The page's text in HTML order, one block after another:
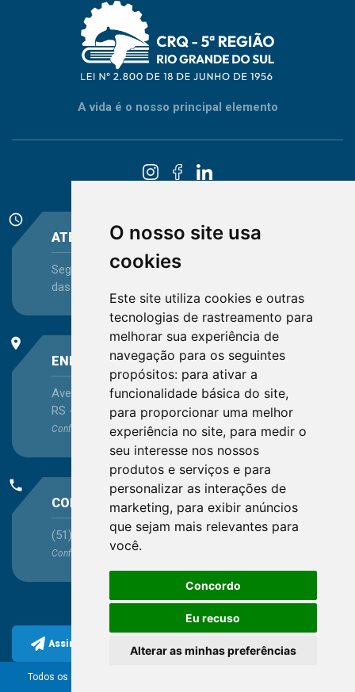
O nosso site usa
cookies
Este site utiliza cookies e outras
tecnologias de rastreamento para
melhorar sua experiência de
navegação para os seguintes
propósitos: para ativar a
funcionalidade básica do site,
para proporcionar uma melhor
experiência no site, para medir o
seu interesse nos nossos
produtos e serviços e para
personalizar as interações de
marketing, para exibir anúncios
que sejam mais relevantes para
você.
Concordo
Eu recuso
Alterar as minhas preferências
A vida é o nosso principal elemento
schedule
ATENDIMENTO
Segunda-feira a Sexta-feira - das 08:30 às 12:15 e
das 13:30 às 16:45
place
ENDEREÇO
Avenida Itaqui, 45, Bairro Petrópolis, Porto Alegre -
RS - CEP 90460-140
Confira as demaislocalizações no Estado
phone
CONTATO
(51) 3330-5659
Confira os e-mailsaqui
Assine a nossa newsletter
Todos os direitos reservados ao Conselho Regional de